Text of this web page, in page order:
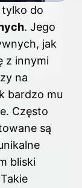
tylko do
. Jego
jak
z innymi
na
bardzo mu
Często
są
bliski